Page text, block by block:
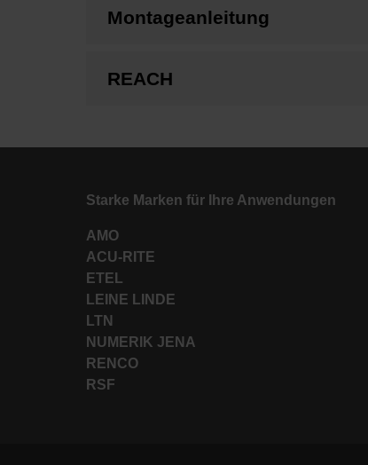
Montageanleitung
REACH
Starke Marken für Ihre Anwendungen
AMO
ACU-RITE
ETEL
LEINE LINDE
LTN
NUMERIK JENA
RENCO
RSF